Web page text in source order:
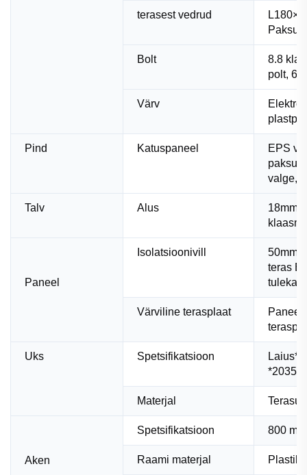
terasest vedrud
Paksus
Bolt
8.8
polt, 6
Värv
Pind Katuspaneel
EPS
valge,
Talv Alus
18mm
Paneel
Isolatsioonivill
50mm
teras
Värviline terasplaat
Uks Spetsifikatsioon
Laius*
*2035
Materjal
Aken
Spetsifikatsioon 800
Raami materjal